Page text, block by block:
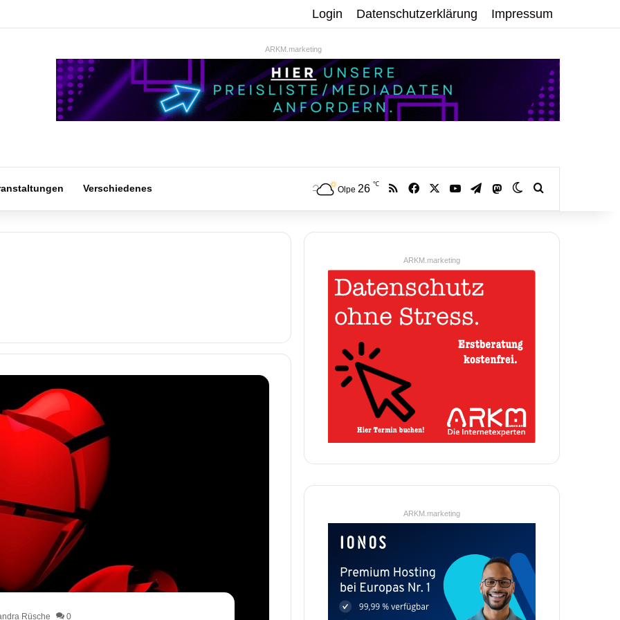
Login Datenschutzerklärung Impressum
ARKM.marketing
Verschiedenes Olpe 26 ℃ RSS Facebook YouTubeTelegramMastodonSkin umschalten
Rüsche 0
ARKM.marketing
ARKM.marketing